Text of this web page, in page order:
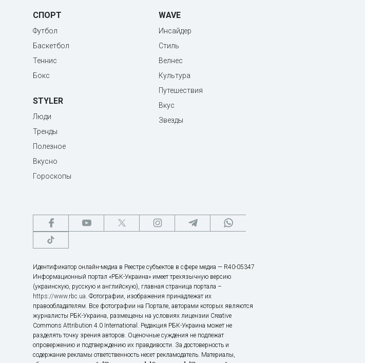
СПОРТ
Футбол
Баскетбол
Теннис
Бокс
STYLER
Люди
Тренды
Полезное
Вкусно
Гороскопы
WAVE
Инсайдер
Стиль
Велнес
Культура
Путешествия
Вкус
Звезды
Идентификатор онлайн-медиа в Реестре субъектов в сфере медиа — R40-05347
Информационный портал «РБК-Украина» имеет трехязычную версию
(украинскую, русскую и английскую), главная страница портала –
https://www.rbc.ua. Фотографии, изображения принадлежат их
правообладателям. Все фотографии на Портале, авторами которых являются
журналисты РБК-Украина, размещены на условиях лицензии Creative
Commons Attribution 4.0 International. Редакция РБК-Украина может не
разделять точку зрения авторов. Оценочные суждения не подлежат
опровержению и подтверждению их правдивости. За достоверность и
содержание рекламы ответственность несет рекламодатель. Материалы,